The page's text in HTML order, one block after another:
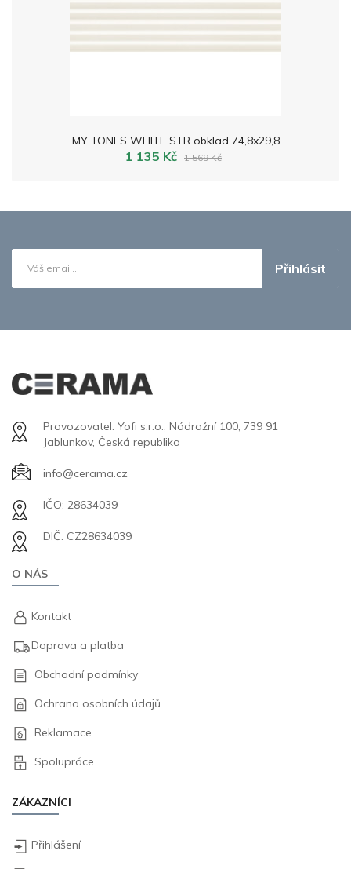
MY TONES WHITE STR obklad 74,8x29,8
1 135 Kč 1 569 Kč
Přihlásit
Provozovatel: Yofi s.r.o., Nádražní 100, 739 91
Jablunkov, Česká republika
info@cerama.cz
IČO: 28634039
DIČ: CZ28634039
O NÁS
Kontakt
Doprava a platba
Obchodní podmínky
Ochrana osobních údajů
Reklamace
Spolupráce
ZÁKAZNÍCI
Přihlášení